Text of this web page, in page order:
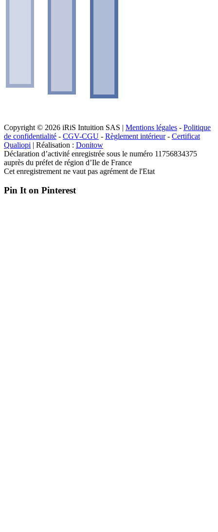
Copyright © 2026 iRiS Intuition SAS | Mentions légales - Politique
de confidentialité - CGV-CGU - Règlement intérieur- Certificat
Qualiopi | Réalisation : Donitow
Déclaration d’activité enregistrée sous le numéro 11756834375
auprès du préfet de région d’Ile de France
Cet enregistrement ne vaut pas agrément de l'Etat
Pin It on Pinterest